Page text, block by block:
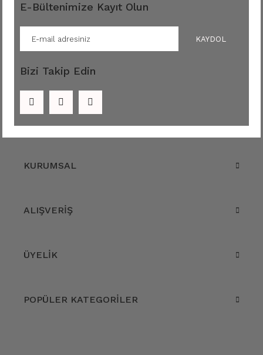
E-Bültenimize Kayıt Olun
KAYDOL
Bizi Takip Edin
KURUMSAL
ALIŞVERİŞ
ÜYELİK
POPÜLER KATEGORİLER